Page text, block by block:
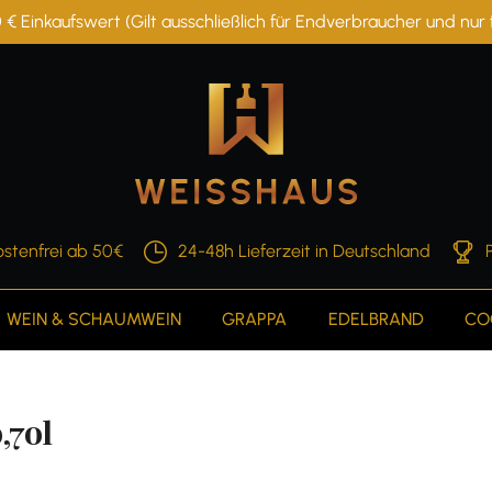
Einkaufswert (Gilt ausschließlich für Endverbraucher und
ab 50€ 24-48h Lieferzeit in Deutschland
WEIN & SCHAUMWEIN GRAPPA EDELBRAND